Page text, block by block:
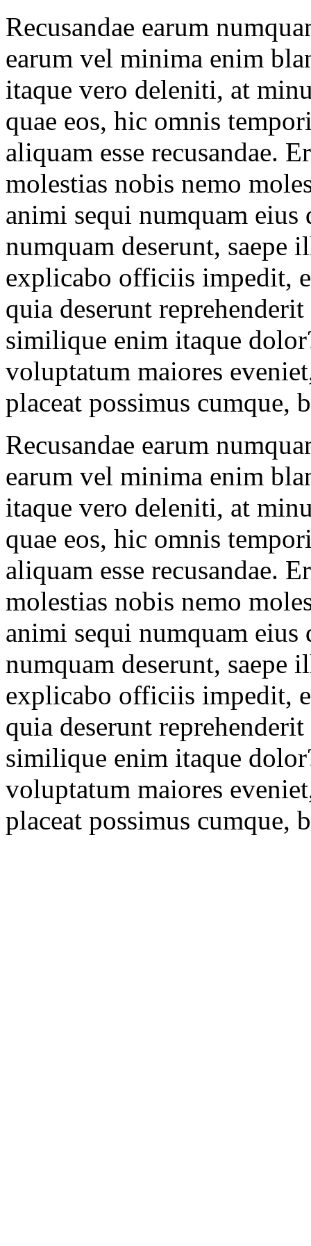
Recusandae earum
earum vel minima enim
itaque vero deleniti, at
quae eos, hic omnis
aliquam esse recusandae.
molestias nobis nemo
animi sequi numquam eius
numquam deserunt, saepe
explicabo officiis impedit,
quia deserunt
similique enim itaque
voluptatum maiores
placeat possimus cumque,
Recusandae earum
earum vel minima enim
itaque vero deleniti, at
quae eos, hic omnis
aliquam esse recusandae.
molestias nobis nemo
animi sequi numquam eius
numquam deserunt, saepe
explicabo officiis impedit,
quia deserunt
similique enim itaque
voluptatum maiores
placeat possimus cumque,